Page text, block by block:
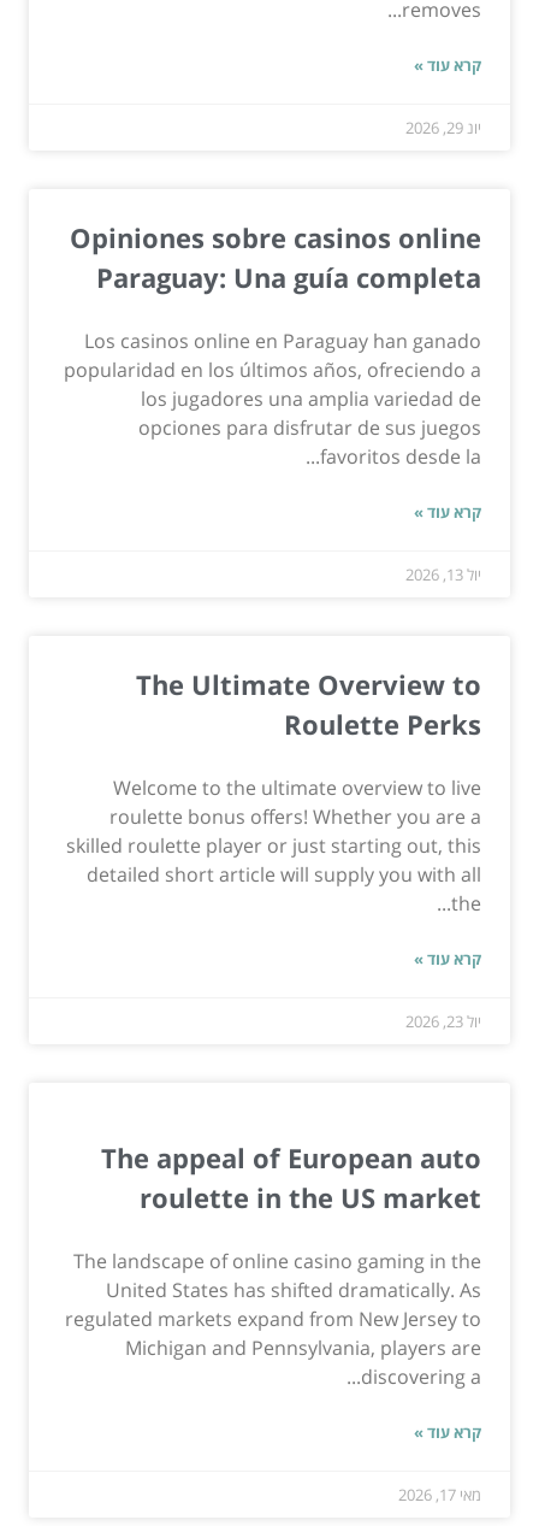
removes...
קרא עוד »
יונ 29, 2026
Opiniones sobre casinos online
Paraguay: Una guía completa
Los casinos online en Paraguay han ganado
popularidad en los últimos años, ofreciendo a
los jugadores una amplia variedad de
opciones para disfrutar de sus juegos
favoritos desde la...
קרא עוד »
יול 13, 2026
The Ultimate Overview to
Roulette Perks
Welcome to the ultimate overview to live
roulette bonus offers! Whether you are a
skilled roulette player or just starting out, this
detailed short article will supply you with all
the...
קרא עוד »
יול 23, 2026
The appeal of European auto
roulette in the US market
The landscape of online casino gaming in the
United States has shifted dramatically. As
regulated markets expand from New Jersey to
Michigan and Pennsylvania, players are
discovering a...
קרא עוד »
מאי 17, 2026